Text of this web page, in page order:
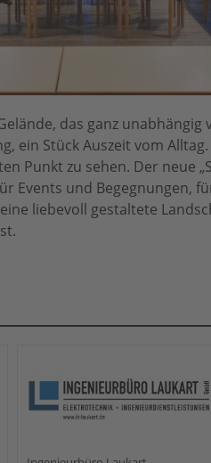
das ganz
ein Stück Auszeit vom
Punkt zu sehen. Der neue
Events und Begegnungen,
liebevoll gestaltete